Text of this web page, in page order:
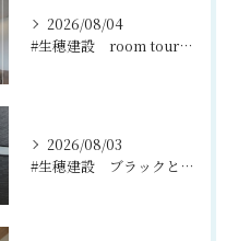
2026/08/04
#生穂建設 room tour🏠
2026/08/03
#生穂建設 ブラックとグレーのコントラストがスタイリッシュな...